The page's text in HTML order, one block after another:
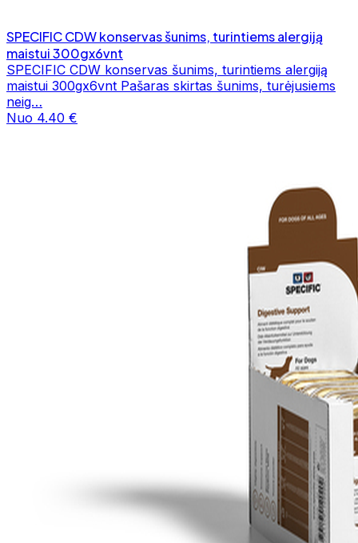
SPECIFIC CDW konservas šunims, turintiems alergiją
maistui 300gx6vnt
SPECIFIC CDW konservas šunims, turintiems alergiją
maistui 300gx6vnt Pašaras skirtas šunims, turėjusiems
neig…
Nuo 4.40 €